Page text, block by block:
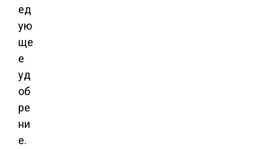
ед
ую
ще
е
уд
об
ре
ни
е.